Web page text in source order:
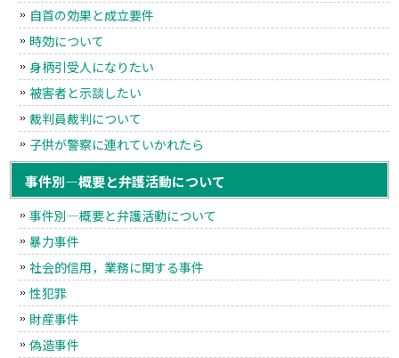
自首の効果と成立要件
時効について
身柄引受人になりたい
被害者と示談したい
裁判員裁判について
子供が警察に連れていかれたら
事件別―概要と弁護活動について
事件別―概要と弁護活動について
暴力事件
社会的信用，業務に関する事件
性犯罪
財産事件
偽造事件